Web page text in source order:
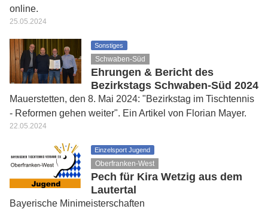
online.
25.05.2024
Sonstiges
Schwaben-Süd
Ehrungen & Bericht des
Bezirkstags Schwaben-Süd 2024
Mauerstetten, den 8. Mai 2024: "Bezirkstag im Tischtennis
- Reformen gehen weiter". Ein Artikel von Florian Mayer.
22.05.2024
Einzelsport Jugend
Oberfranken-West
Pech für Kira Wetzig aus dem
Lautertal
Bayerische Minimeisterschaften